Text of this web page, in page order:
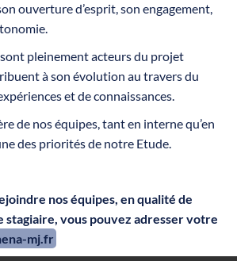
ouverture d’esprit, son engagement,
pleinement acteurs du projet
à son évolution au travers du
et de connaissances.
de nos équipes, tant en interne qu’en
des priorités de notre Etude.
nos équipes, en qualité de
stagiaire, vous pouvez adresser votre
mj.fr